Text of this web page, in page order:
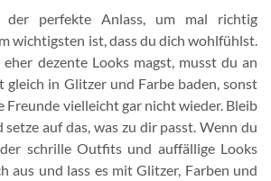
der perfekte Anlass, um mal richtig
wichtigsten ist, dass du dich wohlfühlst.
dezente Looks magst, musst du an
gleich in Glitzer und Farbe baden, sonst
Freunde vielleicht gar nicht wieder. Bleib
auf das, was zu dir passt. Wenn du
schrille Outfits und auffällige Looks
aus und lass es mit Glitzer, Farben und